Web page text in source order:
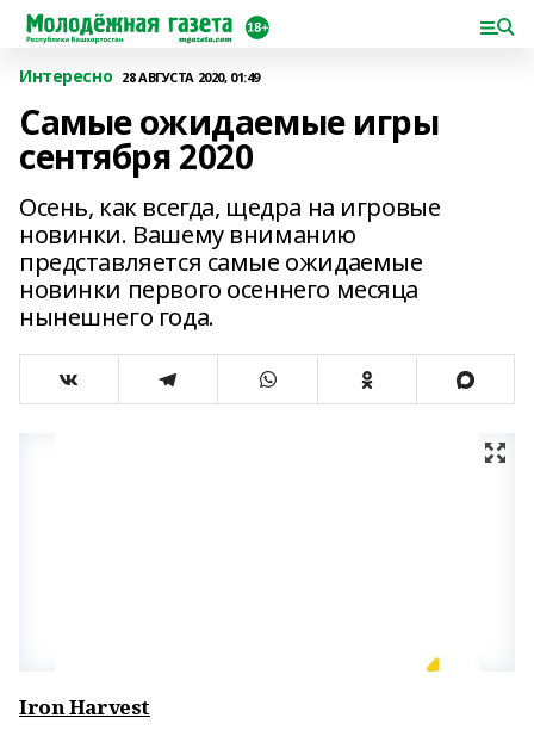
Интересно 28 АВГУСТА 2020, 01:49
Самые ожидаемые игры
сентября 2020
Осень, как всегда, щедра на игровые
новинки. Вашему вниманию
представляется самые ожидаемые
новинки первого осеннего месяца
нынешнего года.
Iron Harvest